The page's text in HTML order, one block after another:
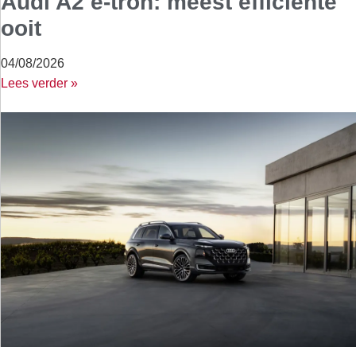
ooit
04/08/2026
Lees verder »